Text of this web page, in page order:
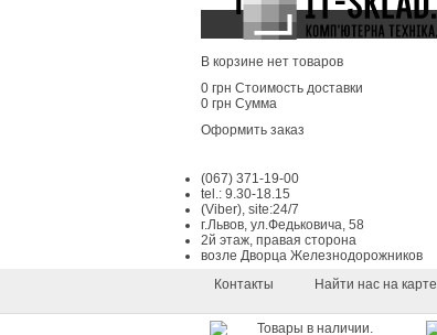
В корзине нет товаров
0 грн Стоимость доставки
0 грн Сумма
Оформить заказ
(067) 371-19-00
tel.: 9.30-18.15
(Viber), site:24/7
г.Львов, ул.Федьковича, 58
2й этаж, правая сторона
возле Дворца Железнодорожников
Контакты
Найти нас на карте